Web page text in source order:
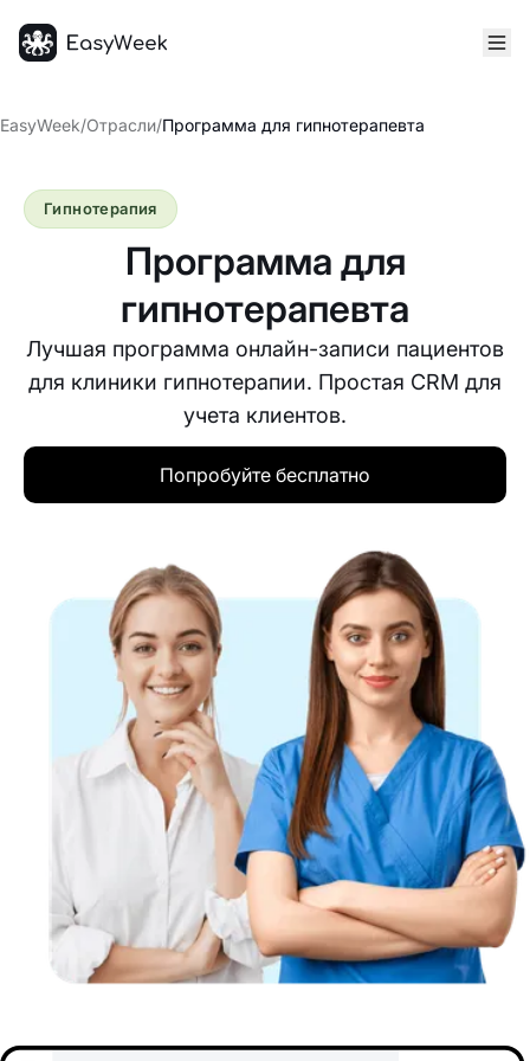
EasyWeek/Отрасли/Программа для гипнотерапевта
Программа для
гипнотерапевта
Лучшая программа онлайн-записи пациентов
для клиники гипнотерапии. Простая CRM для
учета клиентов.
Гипнотерапия
Попробуйте бесплатно